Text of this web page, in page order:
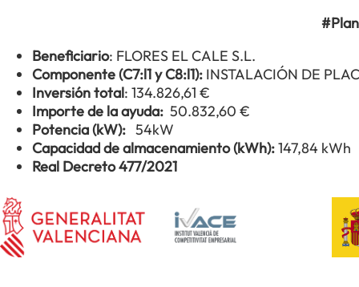
Beneficiario: FLORES EL CALE S.L.
Componente (C7:l1 y C8:l1): INSTALACIÓN DE
Inversión total: 134.826,61 €
Importe de la ayuda: 50.832,60 €
Potencia (kW): 54kW
Capacidad de almacenamiento (kWh):147,84 kWh
Real Decreto 477/2021